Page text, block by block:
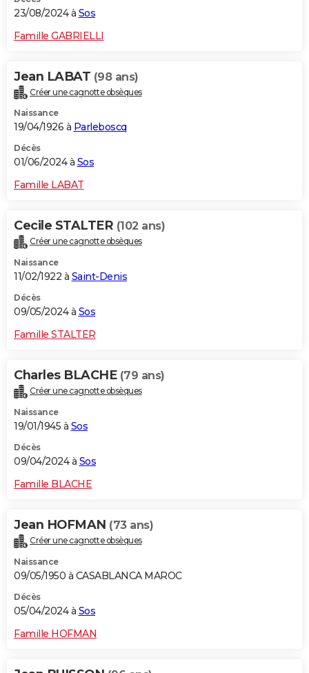
23/08/2024 à Sos
Famille GABRIELLI
Jean LABAT (98 ans)
Créer une cagnotte obsèques
Naissance
19/04/1926 à Parleboscq
Décès
01/06/2024 à Sos
Famille LABAT
Cecile STALTER (102 ans)
Créer une cagnotte obsèques
Naissance
11/02/1922 à Saint-Denis
Décès
09/05/2024 à Sos
Famille STALTER
Charles BLACHE (79 ans)
Créer une cagnotte obsèques
Naissance
19/01/1945 à Sos
Décès
09/04/2024 à Sos
Famille BLACHE
Jean HOFMAN (73 ans)
Créer une cagnotte obsèques
Naissance
09/05/1950 à CASABLANCA MAROC
Décès
05/04/2024 à Sos
Famille HOFMAN